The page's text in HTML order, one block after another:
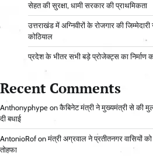
सेहत की सुरक्षा, धामी सरकार की प्राथमिकता
उत्तराखंड में अग्निवीरों के रोजगार की
कोठियाल
प्रदेश के भीतर सभी बड़े प्रोजेक्ट्स का निर्माण
Recent Comments
Anthonyphype onकैबिनेट मंत्री ने मुख्यमंत्री से की
दी बधाई
AntonioRof onमंत्री अग्रवाल ने प्रतीतनगर वासियों
तोहफा